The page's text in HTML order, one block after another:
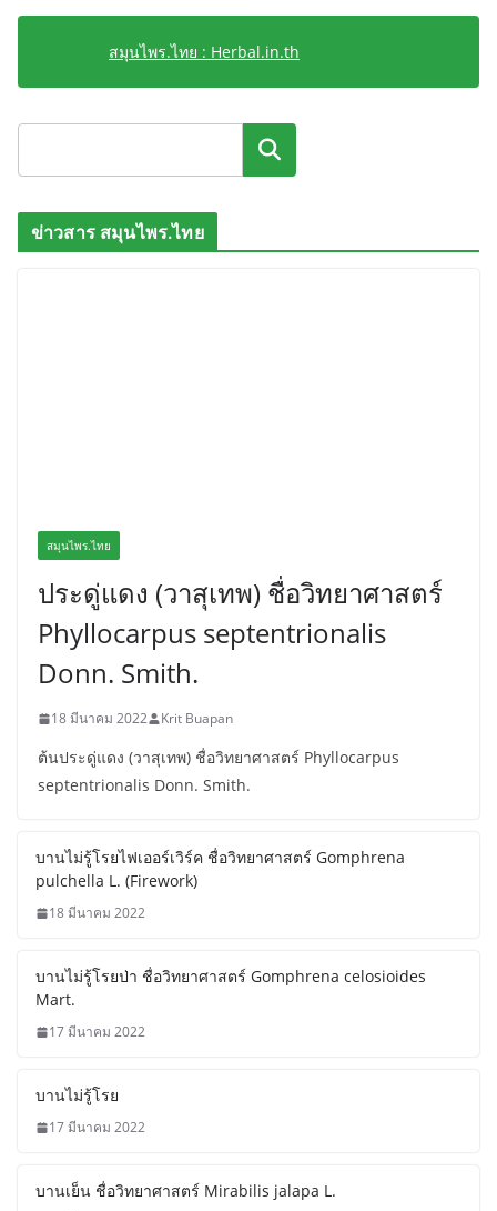
สมุนไพร.ไทย : Herbal.in.th
ค้นหา
ข่าวสาร สมุนไพร.ไทย
สมุนไพร.ไทย
ประดู่แดง (วาสุเทพ) ชื่อวิทยาศาสตร์
Phyllocarpus septentrionalis
Donn. Smith.
18 มีนาคม 2022 Krit Buapan
ต้นประดู่แดง (วาสุเทพ) ชื่อวิทยาศาสตร์ Phyllocarpus
septentrionalis Donn. Smith.
บานไม่รู้โรยไฟเออร์เวิร์ค ชื่อวิทยาศาสตร์ Gomphrena
pulchella L. (Firework)
18 มีนาคม 2022
บานไม่รู้โรยป่า ชื่อวิทยาศาสตร์ Gomphrena celosioides
Mart.
17 มีนาคม 2022
บานไม่รู้โรย
17 มีนาคม 2022
บานเย็น ชื่อวิทยาศาสตร์ Mirabilis jalapa L.